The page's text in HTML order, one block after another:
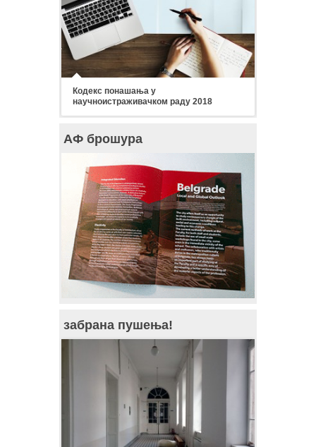
Кодекс понашања у
научноистраживачком раду 2018
АФ брошура
забрана пушења!